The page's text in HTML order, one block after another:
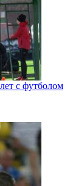
с футболом